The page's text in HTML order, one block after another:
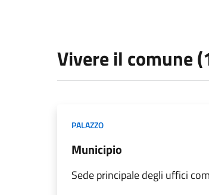
Vivere il comune
PALAZZO
Municipio
Sede principale degli uffici